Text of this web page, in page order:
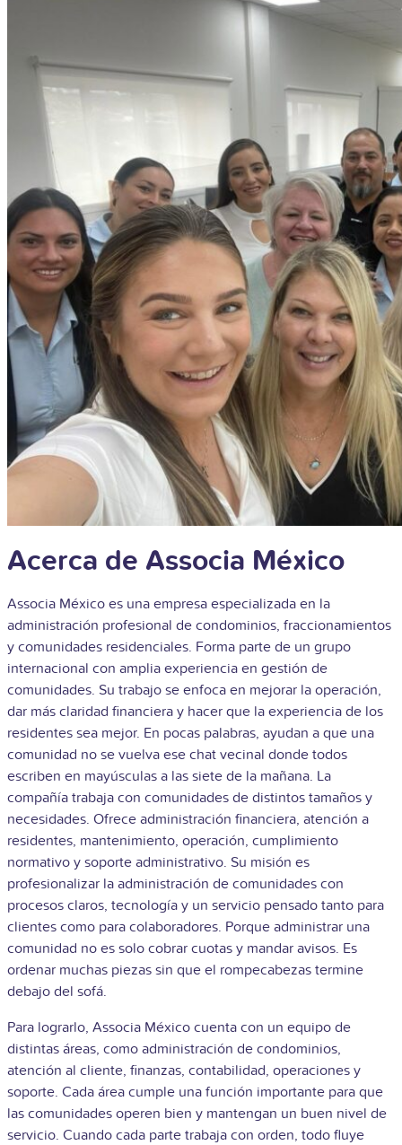
Acerca de Associa México
Associa México es una empresa especializada en la
administración profesional de condominios, fraccionamientos
y comunidades residenciales. Forma parte de un grupo
internacional con amplia experiencia en gestión de
comunidades. Su trabajo se enfoca en mejorar la operación,
dar más claridad financiera y hacer que la experiencia de los
residentes sea mejor. En pocas palabras, ayudan a que una
comunidad no se vuelva ese chat vecinal donde todos
escriben en mayúsculas a las siete de la mañana. La
compañía trabaja con comunidades de distintos tamaños y
necesidades. Ofrece administración financiera, atención a
residentes, mantenimiento, operación, cumplimiento
normativo y soporte administrativo. Su misión es
profesionalizar la administración de comunidades con
procesos claros, tecnología y un servicio pensado tanto para
clientes como para colaboradores. Porque administrar una
comunidad no es solo cobrar cuotas y mandar avisos. Es
ordenar muchas piezas sin que el rompecabezas termine
debajo del sofá.
Para lograrlo, Associa México cuenta con un equipo de
distintas áreas, como administración de condominios,
atención al cliente, finanzas, contabilidad, operaciones y
soporte. Cada área cumple una función importante para que
las comunidades operen bien y mantengan un buen nivel de
servicio. Cuando cada parte trabaja con orden, todo fluye